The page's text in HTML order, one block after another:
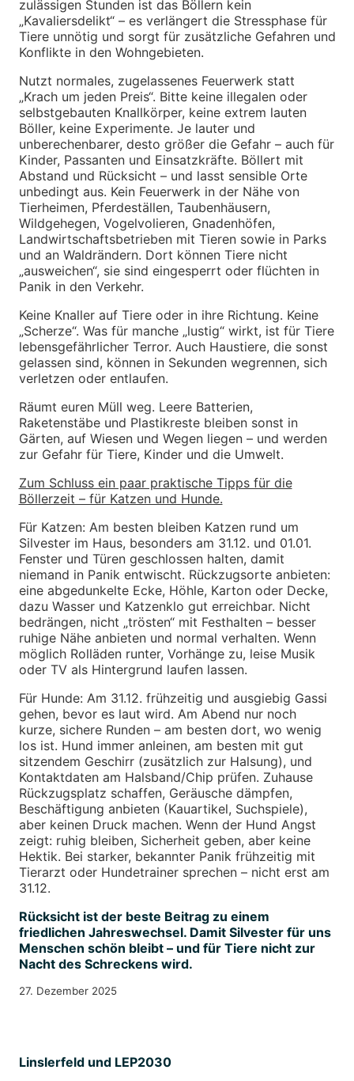
zulässigen Stunden ist das Böllern kein
„Kavaliersdelikt“ – es verlängert die Stressphase für
Tiere unnötig und sorgt für zusätzliche Gefahren und
Konflikte in den Wohngebieten.
Nutzt normales, zugelassenes Feuerwerk statt
„Krach um jeden Preis“. Bitte keine illegalen oder
selbstgebauten Knallkörper, keine extrem lauten
Böller, keine Experimente. Je lauter und
unberechenbarer, desto größer die Gefahr – auch für
Kinder, Passanten und Einsatzkräfte. Böllert mit
Abstand und Rücksicht – und lasst sensible Orte
unbedingt aus. Kein Feuerwerk in der Nähe von
Tierheimen, Pferdeställen, Taubenhäusern,
Wildgehegen, Vogelvolieren, Gnadenhöfen,
Landwirtschaftsbetrieben mit Tieren sowie in Parks
und an Waldrändern. Dort können Tiere nicht
„ausweichen“, sie sind eingesperrt oder flüchten in
Panik in den Verkehr.
Keine Knaller auf Tiere oder in ihre Richtung. Keine
„Scherze“. Was für manche „lustig“ wirkt, ist für Tiere
lebensgefährlicher Terror. Auch Haustiere, die sonst
gelassen sind, können in Sekunden wegrennen, sich
verletzen oder entlaufen.
Räumt euren Müll weg. Leere Batterien,
Raketenstäbe und Plastikreste bleiben sonst in
Gärten, auf Wiesen und Wegen liegen – und werden
zur Gefahr für Tiere, Kinder und die Umwelt.
Zum Schluss ein paar praktische Tipps für die
Böllerzeit – für Katzen und Hunde.
Für Katzen: Am besten bleiben Katzen rund um
Silvester im Haus, besonders am 31.12. und 01.01.
Fenster und Türen geschlossen halten, damit
niemand in Panik entwischt. Rückzugsorte anbieten:
eine abgedunkelte Ecke, Höhle, Karton oder Decke,
dazu Wasser und Katzenklo gut erreichbar. Nicht
bedrängen, nicht „trösten“ mit Festhalten – besser
ruhige Nähe anbieten und normal verhalten. Wenn
möglich Rolläden runter, Vorhänge zu, leise Musik
oder TV als Hintergrund laufen lassen.
Für Hunde: Am 31.12. frühzeitig und ausgiebig Gassi
gehen, bevor es laut wird. Am Abend nur noch
kurze, sichere Runden – am besten dort, wo wenig
los ist. Hund immer anleinen, am besten mit gut
sitzendem Geschirr (zusätzlich zur Halsung), und
Kontaktdaten am Halsband/Chip prüfen. Zuhause
Rückzugsplatz schaffen, Geräusche dämpfen,
Beschäftigung anbieten (Kauartikel, Suchspiele),
aber keinen Druck machen. Wenn der Hund Angst
zeigt: ruhig bleiben, Sicherheit geben, aber keine
Hektik. Bei starker, bekannter Panik frühzeitig mit
Tierarzt oder Hundetrainer sprechen – nicht erst am
31.12.
Rücksicht ist der beste Beitrag zu einem
friedlichen Jahreswechsel. Damit Silvester für uns
Menschen schön bleibt – und für Tiere nicht zur
Nacht des Schreckens wird.
27. Dezember 2025
Linslerfeld und LEP2030